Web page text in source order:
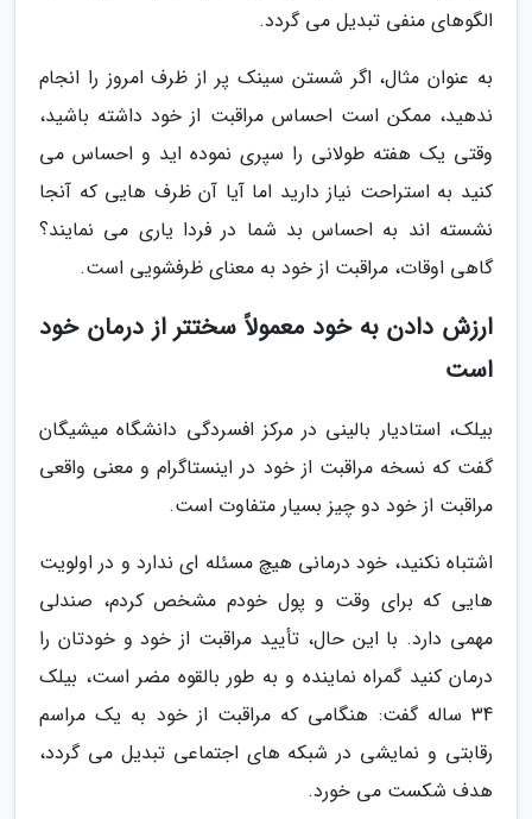
الگوهای منفی تبدیل می گردد.
به عنوان مثال، اگر شستن سینک پر از ظرف امروز را انجام
ندهید، ممکن است احساس مراقبت از خود داشته باشید،
وقتی یک هفته طولانی را سپری نموده اید و احساس می
کنید به استراحت نیاز دارید اما آیا آن ظرف هایی که آنجا
نشسته اند به احساس بد شما در فردا یاری می نمایند؟
گاهی اوقات، مراقبت از خود به معنای ظرفشویی است.
ارزش دادن به خود معمولاً سختتر از درمان خود
است
بیلک، استادیار بالینی در مرکز افسردگی دانشگاه میشیگان
گفت که نسخه مراقبت از خود در اینستاگرام و معنی واقعی
مراقبت از خود دو چیز بسیار متفاوت است.
اشتباه نکنید، خود درمانی هیچ مسئله ای ندارد و در اولویت
هایی که برای وقت و پول خودم مشخص کردم، صندلی
مهمی دارد. با این حال، تأیید مراقبت از خود و خودتان را
درمان کنید گمراه نماینده و به طور بالقوه مضر است، بیلک
34 ساله گفت: هنگامی که مراقبت از خود به یک مراسم
رقابتی و نمایشی در شبکه های اجتماعی تبدیل می گردد،
هدف شکست می خورد.